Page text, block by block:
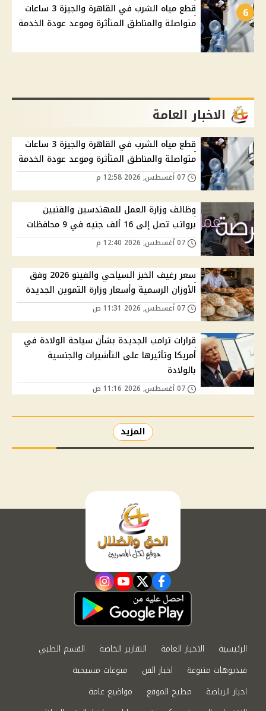
6
قطع مياه الشرب في القاهرة والجيزة 3 ساعات
متواصلة والمناطق المتأثرة وموعد عودة الخدمة
الاخبار العامة
قطع مياه الشرب في القاهرة والجيزة 3 ساعات
متواصلة والمناطق المتأثرة وموعد عودة الخدمة
وظائف وزارة العمل للمهندسين والفنيين
برواتب تصل إلى 16 ألف جنيه في 9 محافظات
سعر رغيف الخبز السياحي والفينو 2026 وفق
الأوزان الرسمية وأسعار وزارة التموين الجديدة
قرارات ترامب الجديدة بشأن سياحة الولادة في
أمريكا وتأثيرها على التأشيرات والجنسية
بالولادة
المزيد
facebook
twitter
youtube
instagram
الرئيسية الاخبار العامة التقارير الخاصة
القسم الطبي
فيديوهات متنوعة
اخبار الفن
منوعات مسيحية
اخبار الرياضة
مطبخ الموقع
مواضيع عامة